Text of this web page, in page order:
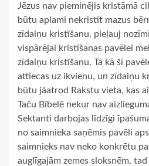
Jēzus nav pieminējis kristāmā
būtu aplami nekristīt mazus
zīdaiņu kristīšanu, pieļauj
vispārējai kristīšanas pavēlei
zīdaiņu kristīšanu. Tā kā šī
attiecas uz ikvienu, un zīdaiņu
būtu jāatrod Rakstu vieta, kas
Taču Bībelē nekur nav
Sektanti darbojas līdzīgi
no saimnieka saņēmis pavēli
saimnieks nav neko konkrētu
auglīgajām zemes sloksnēm,